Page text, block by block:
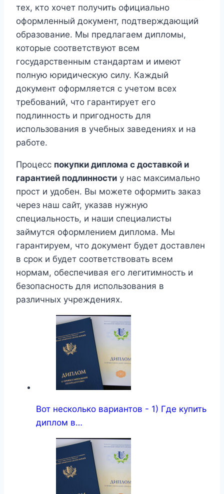
тех, кто хочет получить официально
оформленный документ, подтверждающий
образование. Мы предлагаем дипломы,
которые соответствуют всем
государственным стандартам и имеют
полную юридическую силу. Каждый
документ оформляется с учетом всех
требований, что гарантирует его
подлинность и пригодность для
использования в учебных заведениях и на
работе.
Процесс покупки диплома с доставкой и
гарантией подлинности у нас максимально
прост и удобен. Вы можете оформить заказ
через наш сайт, указав нужную
специальность, и наши специалисты
займутся оформлением диплома. Мы
гарантируем, что документ будет доставлен
в срок и будет соответствовать всем
нормам, обеспечивая его легитимность и
безопасность для использования в
различных учреждениях.
Вот несколько вариантов - 1) Где купить
диплом в…